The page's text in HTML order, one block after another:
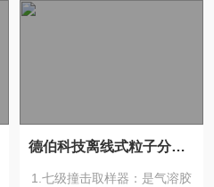
德伯科技离线式粒子分析仪，颗粒物分析仪
1.七级撞击取样器：是气溶胶